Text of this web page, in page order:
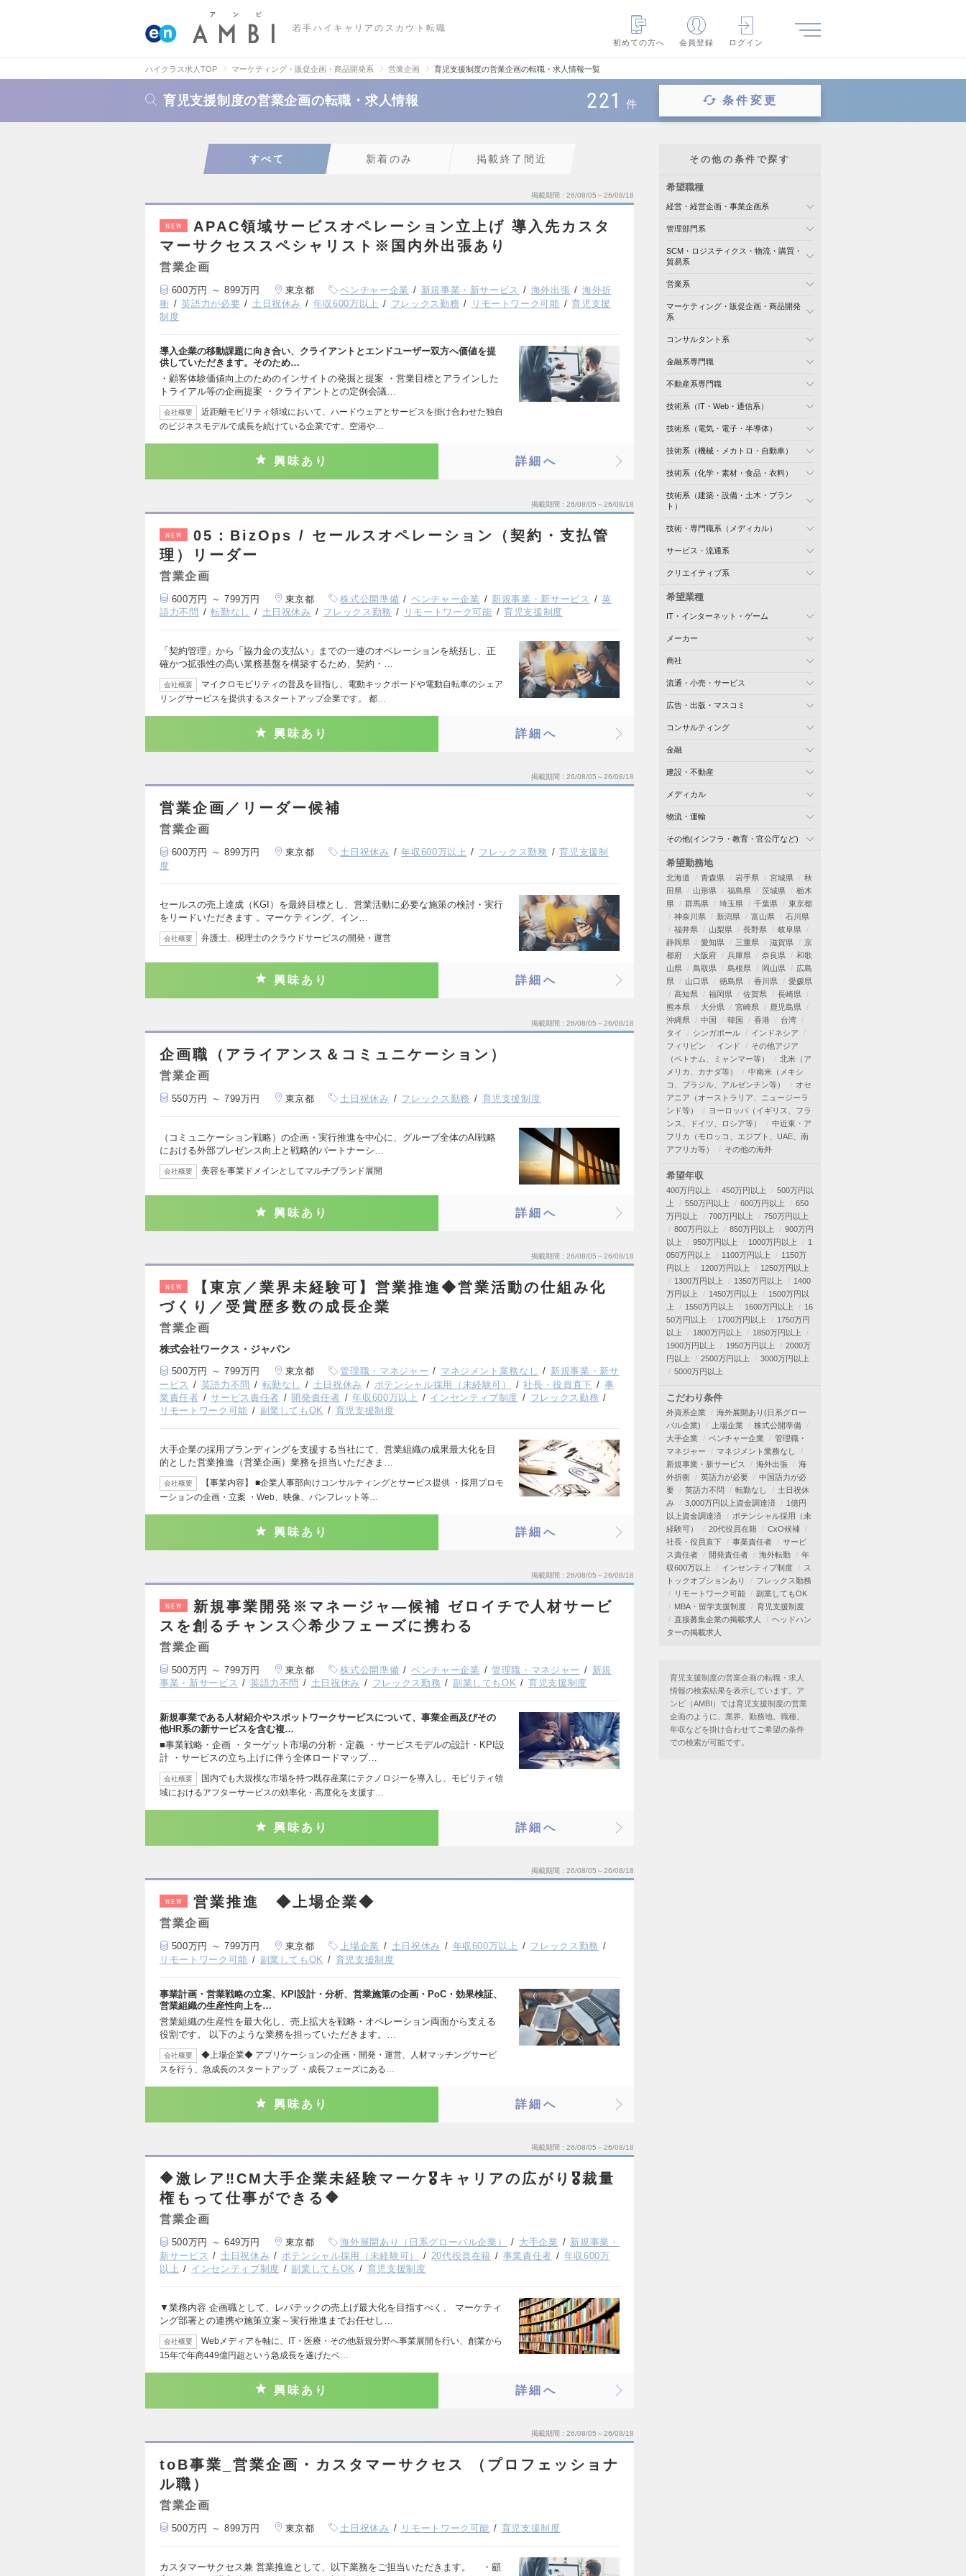
若手ハイキャリアのスカウト転職
初めての方へ
会員登録 ログイン
ハイクラス求人TOP マーケティング・販促企画・商品開発系 営業企画 育児支援制度の営業企画の転職・求人情報一覧
育児支援制度の営業企画の転職・求人情報 221 件 条件変更
すべて 新着のみ 掲載終了間近
掲載期間 26/08/05～26/08/18
NEW
APAC領域サービスオペレーション立上げ 導入先カスタ
マーサクセススペシャリスト※国内外出張あり
営業企画
600万円 ～ 899万円 東京都 ベンチャー企業 新規事業・新サービス 海外出張
海外折
衝
英語力が必要 土日祝休み 年収600万以上 フレックス勤務 リモートワーク可能
育児支援
制度
導入企業の移動課題に向き合い、クライアントとエンドユーザー双方へ価値を提
供していただきます。そのため…
・顧客体験価値向上のためのインサイトの発掘と提案 ・営業目標とアラインした
トライアル等の企画提案 ・クライアントとの定例会議…
会社概要
近距離モビリティ領域において、ハードウェアとサービスを掛け合わせた独自
のビジネスモデルで成長を続けている企業です。空港や…
興味あり 詳細へ
掲載期間 26/08/05～26/08/18
NEW
05：BizOps / セールスオペレーション（契約・支払管
理）リーダー
営業企画
600万円 ～ 799万円 東京都 株式公開準備 ベンチャー企業 新規事業・新サービス
英
語力不問
転勤なし 土日祝休み フレックス勤務 リモートワーク可能 育児支援制度
「契約管理」から「協力金の支払い」までの一連のオペレーションを統括し、正
確かつ拡張性の高い業務基盤を構築するため、契約・…
会社概要
マイクロモビリティの普及を目指し、電動キックボードや電動自転車のシェア
リングサービスを提供するスタートアップ企業です。 都…
興味あり 詳細へ
掲載期間 26/08/05～26/08/18
営業企画／リーダー候補
営業企画
600万円 ～ 899万円 東京都 土日祝休み 年収600万以上 フレックス勤務
育児支援制
度
セールスの売上達成（KGI）を最終目標とし、営業活動に必要な施策の検討・実行
をリードいただきます 。マーケティング、イン…
会社概要 弁護士、税理士のクラウドサービスの開発・運営
興味あり 詳細へ
掲載期間 26/08/05～26/08/18
企画職（アライアンス＆コミュニケーション）
営業企画
550万円 ～ 799万円 東京都 土日祝休み フレックス勤務 育児支援制度
（コミュニケーション戦略）の企画・実行推進を中心に、グループ全体のAI戦略
における外部プレゼンス向上と戦略的パートナーシ…
会社概要 美容を事業ドメインとしてマルチブランド展開
興味あり 詳細へ
掲載期間 26/08/05～26/08/18
NEW
【東京／業界未経験可】営業推進◆営業活動の仕組み化
づくり／受賞歴多数の成長企業
営業企画
株式会社ワークス・ジャパン
500万円 ～ 799万円 東京都 管理職・マネジャー マネジメント業務なし
新規事業・新サ
ービス
英語力不問 転勤なし 土日祝休み ポテンシャル採用（未経験可） 社長・役員直下
事
業責任者
サービス責任者 開発責任者 年収600万以上 インセンティブ制度
フレックス勤務
リモートワーク可能
副業してもOK 育児支援制度
大手企業の採用ブランディングを支援する当社にて、営業組織の成果最大化を目
的とした営業推進（営業企画）業務を担当いただきま…
会社概要
【事業内容】 ■企業人事部向けコンサルティングとサービス提供 ・採用プロモ
ーションの企画・立案 ・Web、映像、パンフレット等…
興味あり 詳細へ
掲載期間 26/08/05～26/08/18
NEW
新規事業開発※マネージャ―候補 ゼロイチで人材サービ
スを創るチャンス◇希少フェーズに携わる
営業企画
500万円 ～ 799万円 東京都 株式公開準備 ベンチャー企業 管理職・マネジャー
新規
事業・新サービス
英語力不問 土日祝休み フレックス勤務 副業してもOK 育児支援制度
新規事業である人材紹介やスポットワークサービスについて、事業企画及びその
他HR系の新サービスを含む複…
■事業戦略・企画 ・ターゲット市場の分析・定義 ・サービスモデルの設計・KPI設
計 ・サービスの立ち上げに伴う全体ロードマップ…
会社概要
国内でも大規模な市場を持つ既存産業にテクノロジーを導入し、モビリティ領
域におけるアフターサービスの効率化・高度化を支援す…
興味あり 詳細へ
掲載期間 26/08/05～26/08/18
NEW 営業推進 ◆上場企業◆
営業企画
500万円 ～ 799万円 東京都 上場企業 土日祝休み 年収600万以上
フレックス勤務
リモートワーク可能
副業してもOK 育児支援制度
事業計画・営業戦略の立案、KPI設計・分析、営業施策の企画・PoC・効果検証、
営業組織の生産性向上を…
営業組織の生産性を最大化し、売上拡大を戦略・オペレーション両面から支える
役割です。 以下のような業務を担っていただきます。…
会社概要
◆上場企業◆ アプリケーションの企画・開発・運営、人材マッチングサービ
スを行う、急成長のスタートアップ ・成長フェーズにある…
興味あり 詳細へ
掲載期間 26/08/05～26/08/18
🔶激レア‼️CM大手企業未経験マーケ🎖️キャリアの広がり🎖️裁量
権もって仕事ができる🔶
営業企画
500万円 ～ 649万円 東京都 海外展開あり（日系グローバル企業） 大手企業
新規事業・
新サービス
土日祝休み ポテンシャル採用（未経験可） 20代役員在籍 事業責任者
年収600万
以上
インセンティブ制度 副業してもOK 育児支援制度
▼業務内容 企画職として、レバテックの売上げ最大化を目指すべく、 マーケティ
ング部署との連携や施策立案～実行推進までお任せし…
会社概要
Webメディアを軸に、IT・医療・その他新規分野へ事業展開を行い、創業から
15年で年商449億円超という急成長を遂げたベ…
興味あり 詳細へ
掲載期間 26/08/05～26/08/18
toB事業_営業企画・カスタマーサクセス （プロフェッショナ
ル職）
営業企画
500万円 ～ 899万円 東京都 土日祝休み リモートワーク可能 育児支援制度
カスタマーサクセス兼 営業推進として、以下業務をご担当いただきます。 ・顧
その他の条件で探す
希望職種
経営・経営企画・事業企画系
管理部門系
SCM・ロジスティクス・物流・購買・
貿易系
営業系
マーケティング・販促企画・商品開発
系
コンサルタント系
金融系専門職
不動産系専門職
技術系（IT・Web・通信系）
技術系（電気・電子・半導体）
技術系（機械・メカトロ・自動車）
技術系（化学・素材・食品・衣料）
技術系（建築・設備・土木・プラン
ト）
技術・専門職系（メディカル）
サービス・流通系
クリエイティブ系
希望業種
IT・インターネット・ゲーム
メーカー
商社
流通・小売・サービス
広告・出版・マスコミ
コンサルティング
金融
建設・不動産
メディカル
物流・運輸
その他(インフラ・教育・官公庁など)
希望勤務地
北海道 青森県 岩手県 宮城県
秋
田県
山形県 福島県 茨城県
栃木
県
群馬県 埼玉県 千葉県
東京都
神奈川県
新潟県 富山県
石川県
福井県
山梨県 長野県
岐阜県
静岡県
愛知県 三重県 滋賀県
京
都府
大阪府 兵庫県 奈良県
和歌
山県
鳥取県 島根県 岡山県
広島
県
山口県 徳島県 香川県
愛媛県
高知県
福岡県 佐賀県
長崎県
熊本県
大分県 宮崎県
鹿児島県
沖縄県
中国 韓国 香港
台湾
タイ
シンガポール
インドネシア
フィリピン
インド
その他アジア
（ベトナム、ミャンマー等）
北米（ア
メリカ、カナダ等）
中南米（メキシ
コ、ブラジル、アルゼンチン等）
オセ
アニア（オーストラリア、ニュージーラ
ンド等）
ヨーロッパ（イギリス、フラ
ンス、ドイツ、ロシア等）
中近東・ア
フリカ（モロッコ、エジプト、UAE、南
アフリカ等）
その他の海外
希望年収
400万円以上 450万円以上
500万円以
上
550万円以上 600万円以上
650
万円以上
700万円以上
750万円以上
800万円以上
850万円以上
900万円
以上
950万円以上 1000万円以上
1
050万円以上
1100万円以上
1150万
円以上
1200万円以上
1250万円以上
1300万円以上
1350万円以上
1400
万円以上
1450万円以上
1500万円以
上
1550万円以上 1600万円以上
16
50万円以上
1700万円以上
1750万円
以上
1800万円以上
1850万円以上
1900万円以上
1950万円以上
2000万
円以上
2500万円以上
3000万円以上
5000万円以上
こだわり条件
外資系企業
海外展開あり(日系グロー
バル企業)
上場企業
株式公開準備
大手企業
ベンチャー企業
管理職・
マネジャー
マネジメント業務なし
新規事業・新サービス
海外出張
海
外折衝
英語力が必要
中国語力が必
要
英語力不問 転勤なし
土日祝休
み
3,000万円以上資金調達済
1億円
以上資金調達済
ポテンシャル採用（未
経験可）
20代役員在籍
CxO候補
社長・役員直下
事業責任者
サービ
ス責任者
開発責任者 海外転勤
年
収600万以上
インセンティブ制度
ス
トックオプションあり
フレックス勤務
リモートワーク可能
副業してもOK
MBA・留学支援制度
育児支援制度
直接募集企業の掲載求人
ヘッドハン
ターの掲載求人
育児支援制度の営業企画の転職・求人
情報の検索結果を表示しています。ア
ンビ（AMBI）では育児支援制度の営業
企画のように、業界、勤務地、職種、
年収などを掛け合わせてご希望の条件
での検索が可能です。